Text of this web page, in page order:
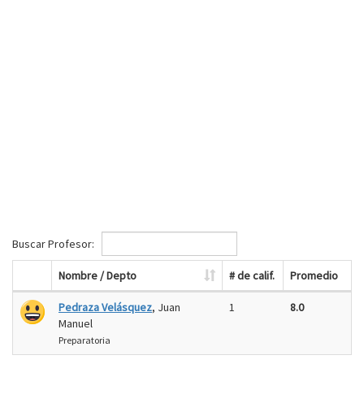
Buscar Profesor:
Nombre / Depto # de calif. Promedio
Pedraza Velásquez, Juan
Manuel
Preparatoria
1 8.0